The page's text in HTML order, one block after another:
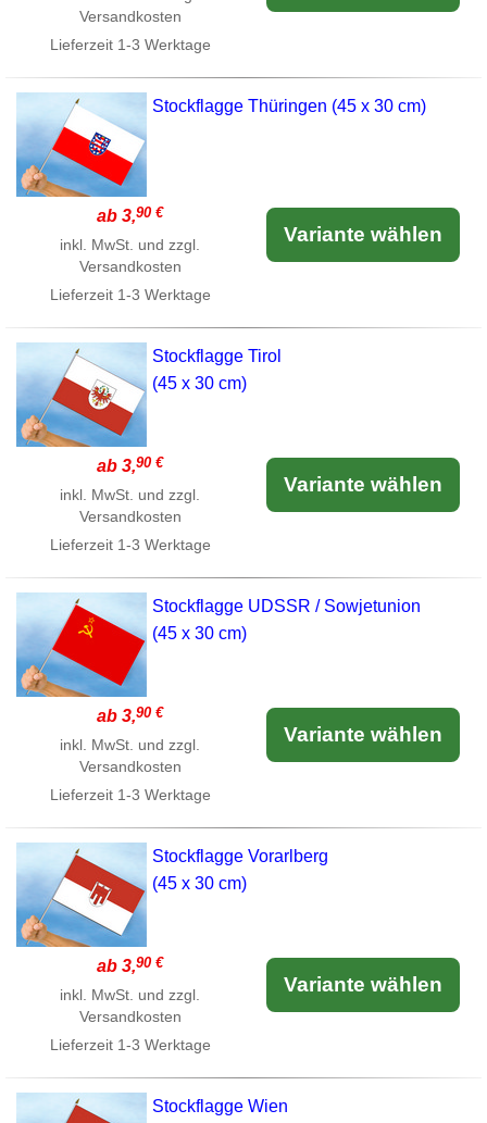
Versandkosten
Lieferzeit 1-3 Werktage
Stockflagge Thüringen (45 x 30 cm)
ab 3,90 €
inkl. MwSt. und zzgl.
Versandkosten
Lieferzeit 1-3 Werktage
Variante wählen
Stockflagge Tirol
(45 x 30 cm)
ab 3,90 €
inkl. MwSt. und zzgl.
Versandkosten
Lieferzeit 1-3 Werktage
Variante wählen
Stockflagge UDSSR / Sowjetunion
(45 x 30 cm)
ab 3,90 €
inkl. MwSt. und zzgl.
Versandkosten
Lieferzeit 1-3 Werktage
Variante wählen
Stockflagge Vorarlberg
(45 x 30 cm)
ab 3,90 €
inkl. MwSt. und zzgl.
Versandkosten
Lieferzeit 1-3 Werktage
Variante wählen
Stockflagge Wien